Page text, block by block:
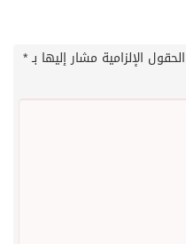
الحقول الإلزامية مشار إليها بـ*